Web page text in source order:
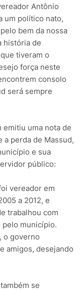
Antônio
um político nato,
bem da nossa
história de
tiveram o
força neste
consolo
será sempre
emitiu uma nota de
a perda de Massud,
e sua
público:
vereador em
a 2012, e
trabalhou com
pelo município.
o governo
amigos, desejando
se